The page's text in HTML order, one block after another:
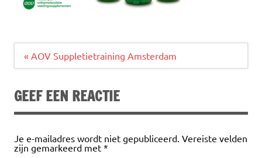
Bericht
« AOV Suppletietraining Amsterdam
GEEF EEN REACTIE
Je e-mailadres wordt niet gepubliceerd. Vereiste velden
zijn gemarkeerd met *